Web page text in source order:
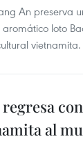
An preserva
loto
vietnamita.
al